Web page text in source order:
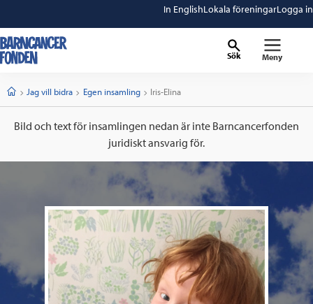
In EnglishLokala föreningarLogga in
Sök Meny
StartJag vill bidra Egen insamling Current:
Iris-Elina
Bild och text för insamlingen nedan är inte Barncancerfonden
juridiskt ansvarig för.